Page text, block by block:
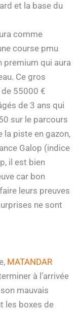
et la base du
comme
course pmu
premium qui aura
Ce gros
55000 €
de 3 ans qui
sur le parcours
la piste en gazon,
Galop (indice
il est bien
car bon
leurs preuves
ne sont
MATANDAR
à l’arrivée
mauvais
les boxes de